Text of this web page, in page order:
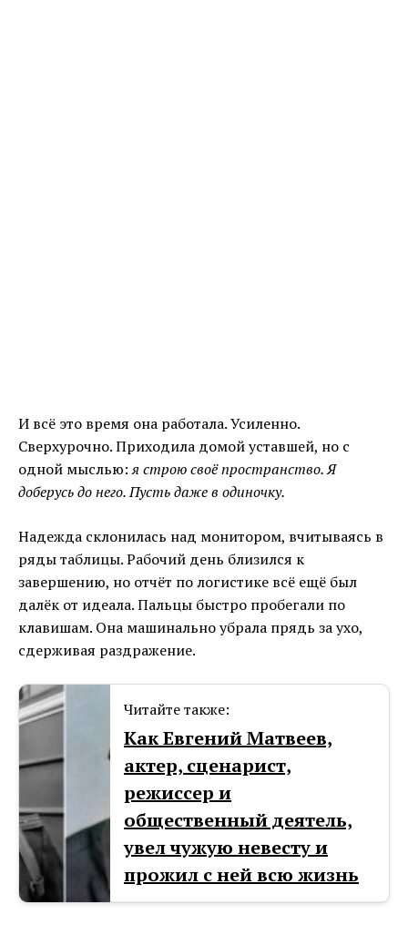
И всё это время она работала. Усиленно.
Сверхурочно. Приходила домой уставшей, но с
одной мыслью:я строю своё пространство. Я
доберусь до него. Пусть даже в одиночку.
Надежда склонилась над монитором, вчитываясь в
ряды таблицы. Рабочий день близился к
завершению, но отчёт по логистике всё ещё был
далёк от идеала. Пальцы быстро пробегали по
клавишам. Она машинально убрала прядь за ухо,
сдерживая раздражение.
Читайте также:
Как Евгений Матвеев,
актер, сценарист,
режиссер и
общественный деятель,
увел чужую невесту и
прожил с ней всю жизнь